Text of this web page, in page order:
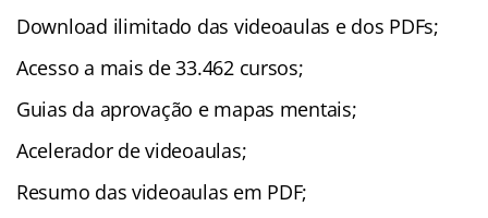
Download ilimitado das videoaulas e dos PDFs;
Acesso a mais de 33.462 cursos;
Guias da aprovação e mapas mentais;
Acelerador de videoaulas;
Resumo das videoaulas em PDF;